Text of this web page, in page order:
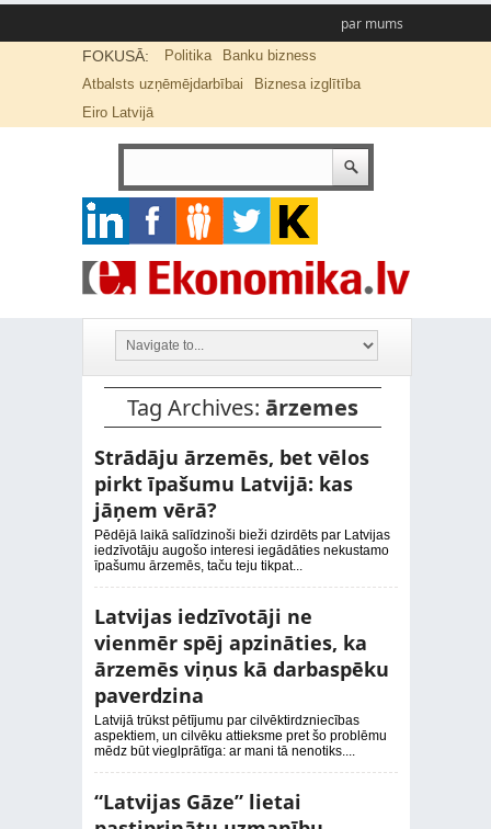
par mums
FOKUSĀ: Politika
Banku bizness
Atbalsts uzņēmējdarbībai
Biznesa izglītība
Eiro Latvijā
Tag Archives: ārzemes
Strādāju ārzemēs, bet vēlos
pirkt īpašumu Latvijā: kas
jāņem vērā?
Pēdējā laikā salīdzinoši bieži dzirdēts par Latvijas
iedzīvotāju augošo interesi iegādāties nekustamo
īpašumu ārzemēs, taču teju tikpat...
Latvijas iedzīvotāji ne
vienmēr spēj apzināties, ka
ārzemēs viņus kā darbaspēku
paverdzina
Latvijā trūkst pētījumu par cilvēktirdzniecības
aspektiem, un cilvēku attieksme pret šo problēmu
mēdz būt vieglprātīga: ar mani tā nenotiks....
“Latvijas Gāze” lietai